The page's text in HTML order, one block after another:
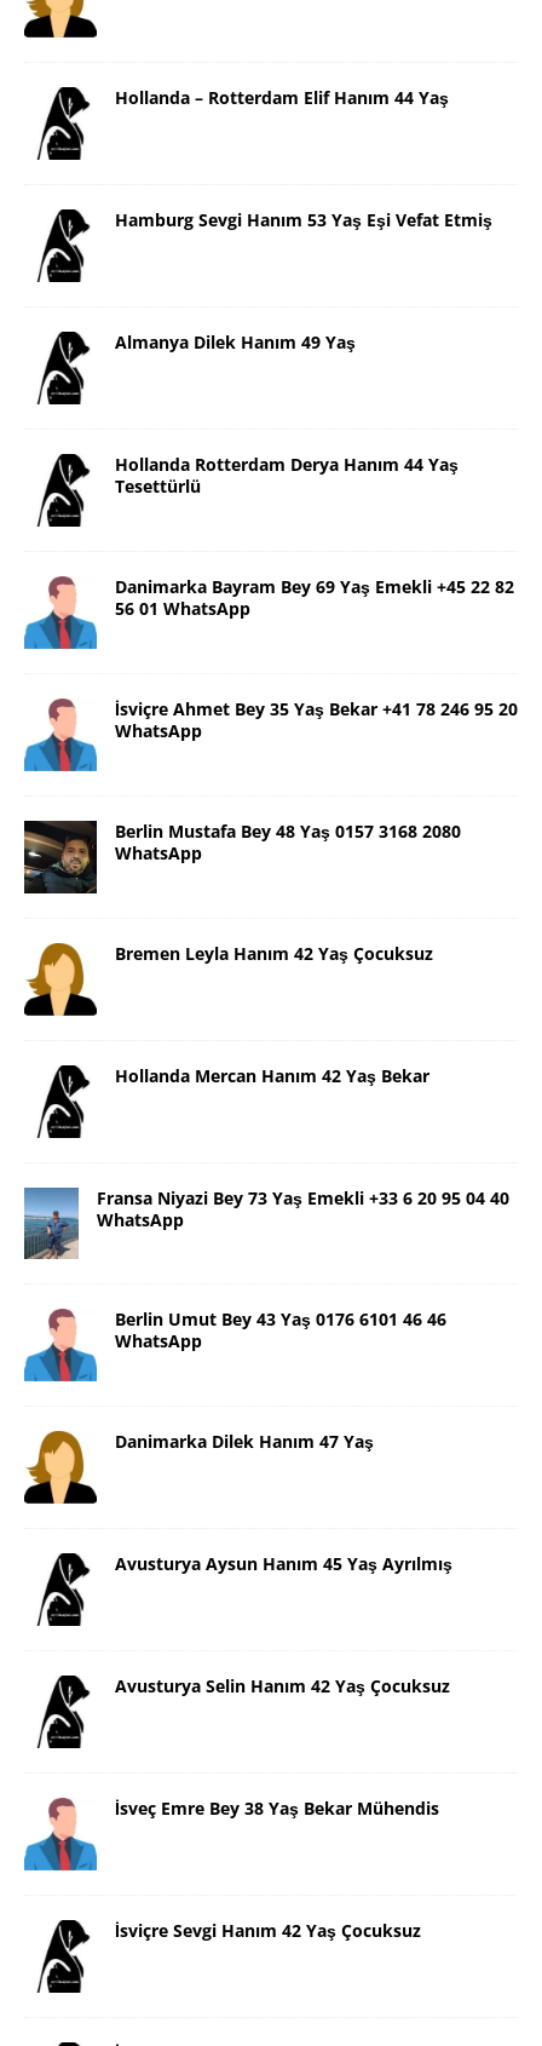
Hollanda – Rotterdam Elif Hanım 44 Yaş
Hamburg Sevgi Hanım 53 Yaş Eşi Vefat Etmiş
Almanya Dilek Hanım 49 Yaş
Hollanda Rotterdam Derya Hanım 44 Yaş
Tesettürlü
Danimarka Bayram Bey 69 Yaş Emekli +45 22 82
56 01 WhatsApp
İsviçre Ahmet Bey 35 Yaş Bekar +41 78 246 95 20
WhatsApp
Berlin Mustafa Bey 48 Yaş 0157 3168 2080
WhatsApp
Bremen Leyla Hanım 42 Yaş Çocuksuz
Hollanda Mercan Hanım 42 Yaş Bekar
Fransa Niyazi Bey 73 Yaş Emekli +33 6 20 95 04 40
WhatsApp
Berlin Umut Bey 43 Yaş 0176 6101 46 46
WhatsApp
Danimarka Dilek Hanım 47 Yaş
Avusturya Aysun Hanım 45 Yaş Ayrılmış
Avusturya Selin Hanım 42 Yaş Çocuksuz
İsveç Emre Bey 38 Yaş Bekar Mühendis
İsviçre Sevgi Hanım 42 Yaş Çocuksuz